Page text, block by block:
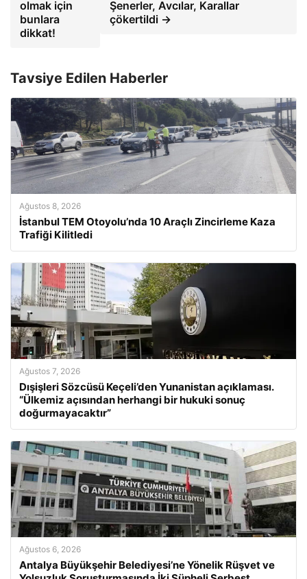
olmak için
bunlara
dikkat!
Şenerler, Avcılar, Karallar
çökertildi →
Tavsiye Edilen Haberler
Ağustos 8, 2026
İstanbul TEM Otoyolu’nda 10 Araçlı Zincirleme Kaza
Trafiği Kilitledi
Ağustos 7, 2026
Dışişleri Sözcüsü Keçeli’den Yunanistan açıklaması.
“Ülkemiz açısından herhangi bir hukuki sonuç
doğurmayacaktır”
Ağustos 6, 2026
Antalya Büyükşehir Belediyesi’ne Yönelik Rüşvet ve